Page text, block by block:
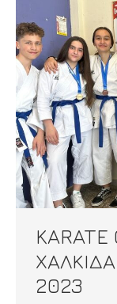
KARATE
2023